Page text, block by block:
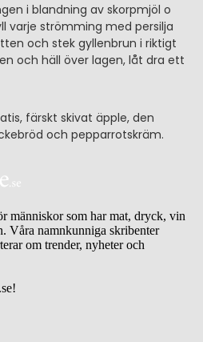
i blandning av skorpmjöl o
varje strömming med persilja
och stek gyllenbrun i riktigt
och häll över lagen, låt dra ett
färskt skivat äpple, den
och pepparrotskräm.
människor som har mat, dryck, vin
Våra namnkunniga skribenter
om trender, nyheter och